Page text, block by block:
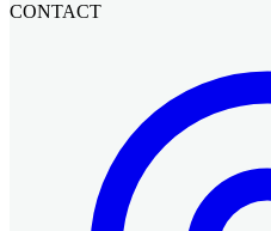
CONTACT